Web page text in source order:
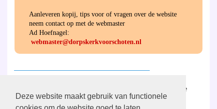
Deze website maakt gebruik van functionele
Aanleveren kopij, tips voor of vragen over de website
neem contact op met de webmaster
Ad Hoefnagel:
webmaster@dorpskerkvoorschoten.nl
vind u de ANBI-verantwoording van de
gemeente en de diaconie.